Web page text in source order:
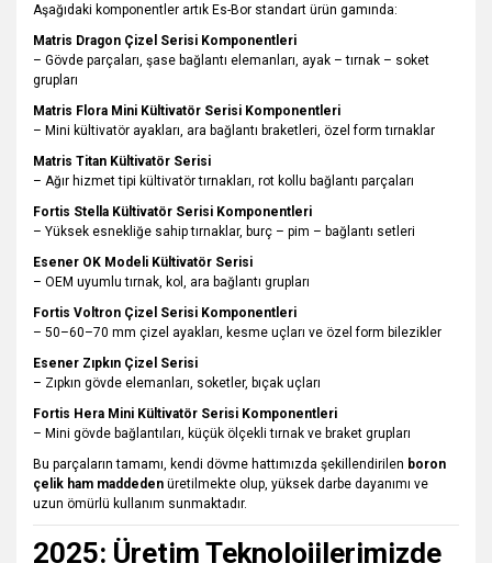
Aşağıdaki komponentler artık Es-Bor standart ürün gamında:
Matris Dragon Çizel Serisi Komponentleri
– Gövde parçaları, şase bağlantı elemanları, ayak – tırnak – soket
grupları
Matris Flora Mini Kültivatör Serisi Komponentleri
– Mini kültivatör ayakları, ara bağlantı braketleri, özel form tırnaklar
Matris Titan Kültivatör Serisi
– Ağır hizmet tipi kültivatör tırnakları, rot kollu bağlantı parçaları
Fortis Stella Kültivatör Serisi Komponentleri
– Yüksek esnekliğe sahip tırnaklar, burç – pim – bağlantı setleri
Esener OK Modeli Kültivatör Serisi
– OEM uyumlu tırnak, kol, ara bağlantı grupları
Fortis Voltron Çizel Serisi Komponentleri
– 50–60–70 mm çizel ayakları, kesme uçları ve özel form bilezikler
Esener Zıpkın Çizel Serisi
– Zıpkın gövde elemanları, soketler, bıçak uçları
Fortis Hera Mini Kültivatör Serisi Komponentleri
– Mini gövde bağlantıları, küçük ölçekli tırnak ve braket grupları
Bu parçaların tamamı, kendi dövme hattımızda şekillendirilen boron
çelik ham maddeden üretilmekte olup, yüksek darbe dayanımı ve
uzun ömürlü kullanım sunmaktadır.
2025: Üretim Teknolojilerimizde